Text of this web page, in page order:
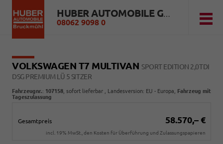
HUBER AUTOMOBILE GMBH
08062 9098 0
VOLKSWAGEN T7 MULTIVAN SPORT EDITION 2,0TDI
DSG PREMIUM LÜ 5 SITZER
Fahrzeugnr.: 107158 sofort lieferbar , Landesversion: EU - Europa, Fahrzeug mit
Tageszulassung
Gesamtpreis 58.570,– €
incl. 19% MwSt., den Kosten für Überführung und Zulassungspapieren